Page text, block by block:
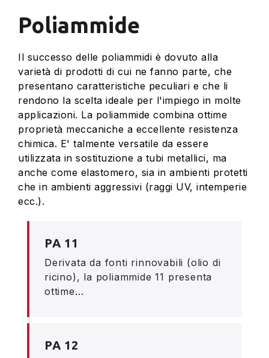
Poliammide
Il successo delle poliammidi è dovuto alla
varietà di prodotti di cui ne fanno parte, che
presentano caratteristiche peculiari e che li
rendono la scelta ideale per l'impiego in molte
applicazioni. La poliammide combina ottime
proprietà meccaniche a eccellente resistenza
chimica. E' talmente versatile da essere
utilizzata in sostituzione a tubi metallici, ma
anche come elastomero, sia in ambienti protetti
che in ambienti aggressivi (raggi UV, intemperie
ecc.).
PA 11
Derivata da fonti rinnovabili (olio di
ricino), la poliammide 11 presenta
ottime…
PA 12